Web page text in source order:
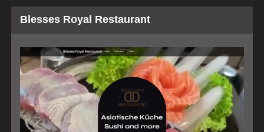
Blesses Royal Restaurant